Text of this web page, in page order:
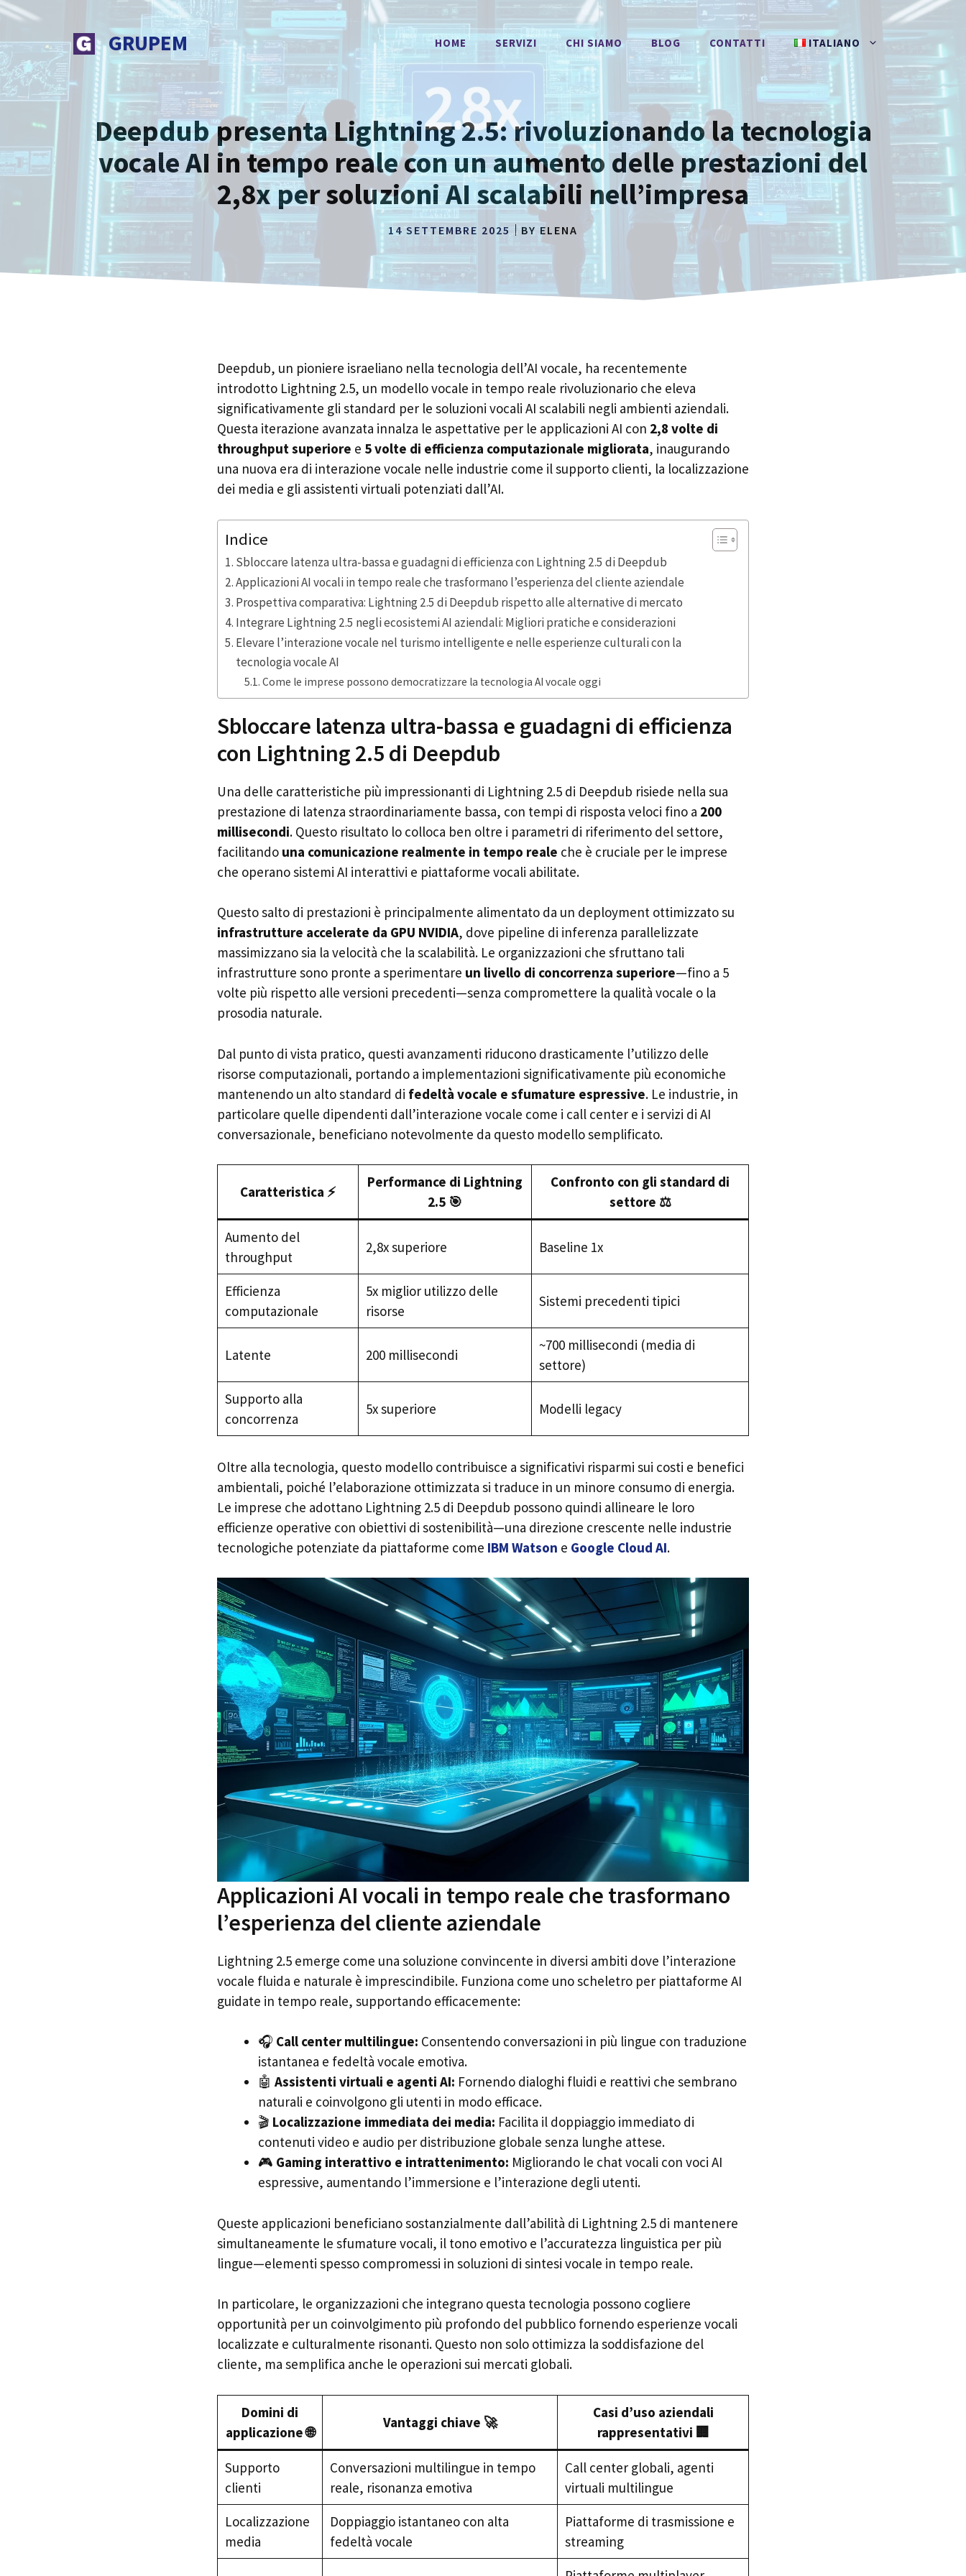
Vai
contenuto
GRUPEM HOME SERVIZI CHI SIAMO BLOG CONTATTI ITALIANO
Deepdub presenta Lightning 2.5: rivoluzionando la tecnologia
vocale AI in tempo reale con un aumento delle prestazioni del
2,8x per soluzioni AI scalabili nell’impresa
14 SETTEMBRE 2025 BY ELENA
Deepdub, un pioniere israeliano nella tecnologia dell’AI vocale, ha recentemente
introdotto Lightning 2.5, un modello vocale in tempo reale rivoluzionario che eleva
significativamente gli standard per le soluzioni vocali AI scalabili negli ambienti aziendali.
Questa iterazione avanzata innalza le aspettative per le applicazioni AI con 2,8 volte di
throughput superiore e 5 volte di efficienza computazionale migliorata, inaugurando
una nuova era di interazione vocale nelle industrie come il supporto clienti, la localizzazione
dei media e gli assistenti virtuali potenziati dall’AI.
Indice
Sbloccare latenza ultra-bassa e guadagni di efficienza con Lightning 2.5 di Deepdub
Applicazioni AI vocali in tempo reale che trasformano l’esperienza del cliente aziendale
Prospettiva comparativa: Lightning 2.5 di Deepdub rispetto alle alternative di mercato
Integrare Lightning 2.5 negli ecosistemi AI aziendali: Migliori pratiche e considerazioni
Elevare l’interazione vocale nel turismo intelligente e nelle esperienze culturali con la
tecnologia vocale AI
Come le imprese possono democratizzare la tecnologia AI vocale oggi
Sbloccare latenza ultra-bassa e guadagni di efficienza
con Lightning 2.5 di Deepdub
Una delle caratteristiche più impressionanti di Lightning 2.5 di Deepdub risiede nella sua
prestazione di latenza straordinariamente bassa, con tempi di risposta veloci fino a 200
millisecondi. Questo risultato lo colloca ben oltre i parametri di riferimento del settore,
facilitando una comunicazione realmente in tempo reale che è cruciale per le imprese
che operano sistemi AI interattivi e piattaforme vocali abilitate.
Questo salto di prestazioni è principalmente alimentato da un deployment ottimizzato su
infrastrutture accelerate da GPU NVIDIA, dove pipeline di inferenza parallelizzate
massimizzano sia la velocità che la scalabilità. Le organizzazioni che sfruttano tali
infrastrutture sono pronte a sperimentare un livello di concorrenza superiore—fino a 5
volte più rispetto alle versioni precedenti—senza compromettere la qualità vocale o la
prosodia naturale.
Dal punto di vista pratico, questi avanzamenti riducono drasticamente l’utilizzo delle
risorse computazionali, portando a implementazioni significativamente più economiche
mantenendo un alto standard di fedeltà vocale e sfumature espressive. Le industrie, in
particolare quelle dipendenti dall’interazione vocale come i call center e i servizi di AI
conversazionale, beneficiano notevolmente da questo modello semplificato.
Caratteristica ⚡
Performance di Lightning
2.5 🎯
Confronto con gli standard di
settore ⚖️
Aumento del
throughput
2,8x superiore Baseline 1x
Efficienza
computazionale
5x miglior utilizzo delle
risorse
Sistemi precedenti tipici
Latente 200 millisecondi
~700 millisecondi (media di
settore)
Supporto alla
concorrenza
5x superiore Modelli legacy
Oltre alla tecnologia, questo modello contribuisce a significativi risparmi sui costi e benefici
ambientali, poiché l’elaborazione ottimizzata si traduce in un minore consumo di energia.
Le imprese che adottano Lightning 2.5 di Deepdub possono quindi allineare le loro
efficienze operative con obiettivi di sostenibilità—una direzione crescente nelle industrie
tecnologiche potenziate da piattaforme come IBM Watson e Google Cloud AI.
Applicazioni AI vocali in tempo reale che trasformano
l’esperienza del cliente aziendale
Lightning 2.5 emerge come una soluzione convincente in diversi ambiti dove l’interazione
vocale fluida e naturale è imprescindibile. Funziona come uno scheletro per piattaforme AI
guidate in tempo reale, supportando efficacemente:
🎧 Call center multilingue: Consentendo conversazioni in più lingue con traduzione
istantanea e fedeltà vocale emotiva.
🤖 Assistenti virtuali e agenti AI: Fornendo dialoghi fluidi e reattivi che sembrano
naturali e coinvolgono gli utenti in modo efficace.
🎬 Localizzazione immediata dei media: Facilita il doppiaggio immediato di
contenuti video e audio per distribuzione globale senza lunghe attese.
🎮 Gaming interattivo e intrattenimento: Migliorando le chat vocali con voci AI
espressive, aumentando l’immersione e l’interazione degli utenti.
Queste applicazioni beneficiano sostanzialmente dall’abilità di Lightning 2.5 di mantenere
simultaneamente le sfumature vocali, il tono emotivo e l’accuratezza linguistica per più
lingue—elementi spesso compromessi in soluzioni di sintesi vocale in tempo reale.
In particolare, le organizzazioni che integrano questa tecnologia possono cogliere
opportunità per un coinvolgimento più profondo del pubblico fornendo esperienze vocali
localizzate e culturalmente risonanti. Questo non solo ottimizza la soddisfazione del
cliente, ma semplifica anche le operazioni sui mercati globali.
Domini di
applicazione 🌐
Vantaggi chiave 🚀
Casi d’uso aziendali
rappresentativi 🏢
Supporto
clienti
Conversazioni multilingue in tempo
reale, risonanza emotiva
Call center globali, agenti
virtuali multilingue
Localizzazione
media
Doppiaggio istantaneo con alta
fedeltà vocale
Piattaforme di trasmissione e
streaming